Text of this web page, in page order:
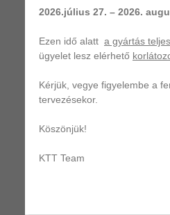
160x165x24,5 rúdvezető
| 40422504
2026.július 27. – 2026.
Ezen idő alatt a gyártás
ügyelet lesz elérhető
Kérjük, vegye figyelembe a
tervezésekor.
Köszönjük!
KTT Team